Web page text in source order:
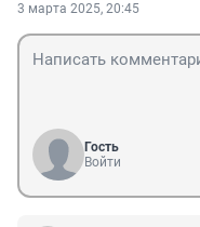
3 марта 2025, 20:45
Гость
Войти